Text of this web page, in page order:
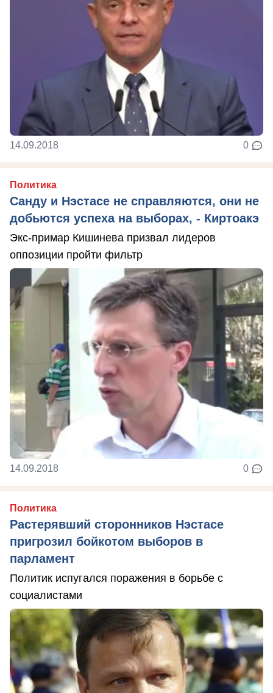
14.09.2018 0
Политика
Санду и Нэстасе не справляются, они не
добьются успеха на выборах, - Киртоакэ
Экс-примар Кишинева призвал лидеров
оппозиции пройти фильтр
14.09.2018 0
Политика
Растерявший сторонников Нэстасе
пригрозил бойкотом выборов в
парламент
Политик испугался поражения в борьбе с
социалистами